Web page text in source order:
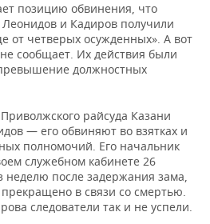
позицию обвинения, что
и Кадиров получили
от четверых осужденных». А вот
сообщает. Их действия были
должностных
райсуда Казани
— его обвиняют во взятках и
полномочий. Его начальник
служебном кабинете 26
неделю после задержания зама,
в связи со смертью.
следователи так и не успели.